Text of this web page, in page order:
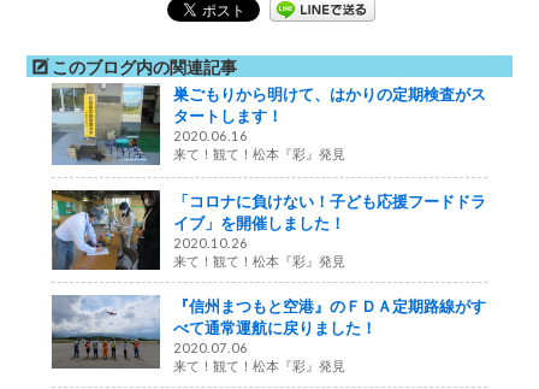
このブログ内の関連記事
巣ごもりから明けて、はかりの定期検査がス
タートします！
2020.06.16
来て！観て！松本『彩』発見
「コロナに負けない！子ども応援フードドラ
イブ」を開催しました！
2020.10.26
来て！観て！松本『彩』発見
『信州まつもと空港』のＦＤＡ定期路線がす
べて通常運航に戻りました！
2020.07.06
来て！観て！松本『彩』発見